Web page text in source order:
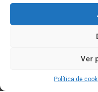
Ver
Política de